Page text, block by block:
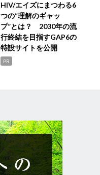
HIV/エイズにまつわる6
つの“理解のギャッ
プ”とは？ 2030年の流
行終結を目指すGAP6の
特設サイトを公開
PR